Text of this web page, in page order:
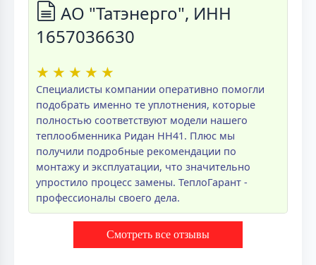
АО "Татэнерго", ИНН
1657036630
★ ★ ★ ★ ★
Специалисты компании оперативно помогли
подобрать именно те уплотнения, которые
полностью соответствуют модели нашего
теплообменника Ридан НН41. Плюс мы
получили подробные рекомендации по
монтажу и эксплуатации, что значительно
упростило процесс замены. ТеплоГарант -
профессионалы своего дела.
Смотреть все отзывы